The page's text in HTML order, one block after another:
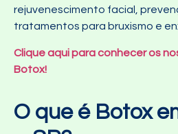
rejuvenescimento facial,
tratamentos para bruxismo e
Clique aqui para conhecer os
Botox!
O que é Botox